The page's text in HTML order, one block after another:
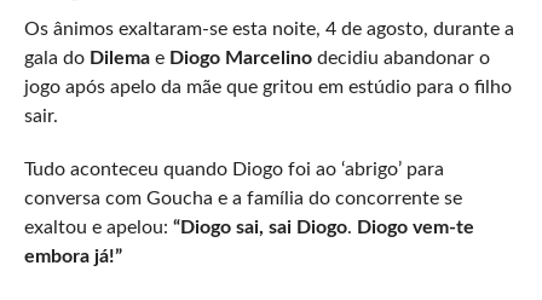
Os ânimos exaltaram-se esta noite, 4 de agosto, durante a
gala do Dilemae Diogo Marcelinodecidiu abandonar o
jogo após apelo da mãe que gritou em estúdio para o filho
sair.
Tudo aconteceu quando Diogo foi ao ‘abrigo’ para
conversa com Goucha e a família do concorrente se
exaltou e apelou: “Diogo sai, sai Diogo. Diogo vem-te
embora já!”